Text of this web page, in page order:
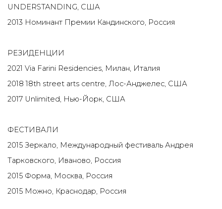
UNDERSTANDING, США
2013 Номинант Премии Кандинского, Россия
РЕЗИДЕНЦИИ
2021 Via Farini Residencies, Милан, Италия
2018 18th street arts centre, Лос-Анджелес, США
2017 Unlimited, Нью-Йорк, США
ФЕСТИВАЛИ
2015 Зеркало, Международный фестиваль Андрея
Тарковского, Иваново, Россия
2015 Форма, Москва, Россия
2015 Можно, Краснодар, Россия